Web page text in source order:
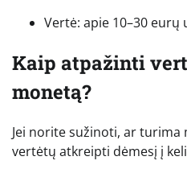
Vertė: apie 10–30 eurų
Kaip atpažinti
monetą?
Jei norite sužinoti, ar
vertėtų atkreipti dėmesį į